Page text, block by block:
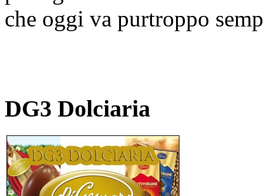
che oggi va purtroppo
DG3 Dolciaria